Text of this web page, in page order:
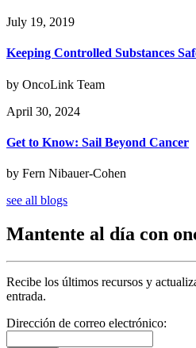
July 19, 2019
Keeping Controlled Substances
by OncoLink Team
April 30, 2024
Get to Know: Sail Beyond Cancer
by Fern Nibauer-Cohen
see all blogs
Mantente al día con
Recibe los últimos recursos y
entrada.
Dirección de correo electrónico: